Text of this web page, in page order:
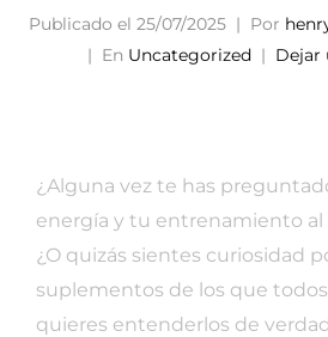
Publicado el 25/07/2025 Por
En Uncategorized Dejar
¿Alguna vez te has
energía y tu entrenamiento
¿O quizás sientes curiosidad
suplementos de los que
quieres entenderlos de